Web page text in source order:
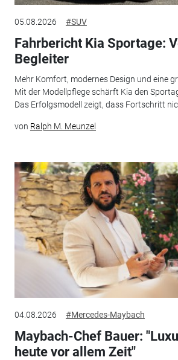
05.08.2026 #SUV
Fahrbericht Kia Sportage:
Begleiter
Mehr Komfort, modernes Design und eine
Mit der Modellpflege schärft Kia den
Das Erfolgsmodell zeigt, dass Fortschritt
von Ralph M. Meunzel
04.08.2026 #Mercedes-Maybach
Maybach-Chef Bauer:
heute vor allem Zeit"